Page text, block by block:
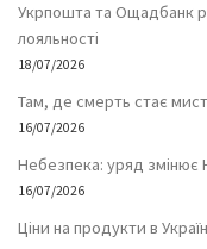
Укрпошта та Ощадбанк
лояльності
18/07/2026
Там, де смерть стає
16/07/2026
Небезпека: уряд змінює
16/07/2026
Ціни на продукти в